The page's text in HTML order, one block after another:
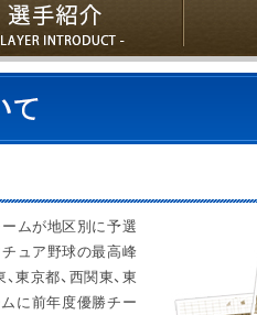
ムが地区別に予選
ュア野球の最高峰
東京都、西関東、東
ムに前年度優勝チー